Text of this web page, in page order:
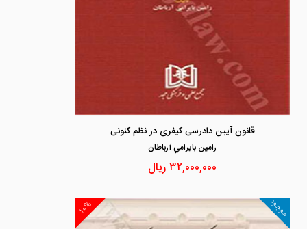
قانون آیین دادرسی کیفری در نظم کنونی
رامين بايرامي آرباطان
۳۲,۰۰۰,۰۰۰ریال
۱۰% موجود